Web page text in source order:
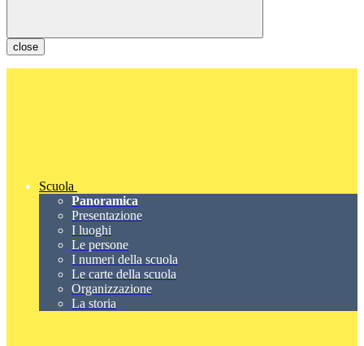
close
Scuola
Panoramica
Presentazione
I luoghi
Le persone
I numeri della scuola
Le carte della scuola
Organizzazione
La storia